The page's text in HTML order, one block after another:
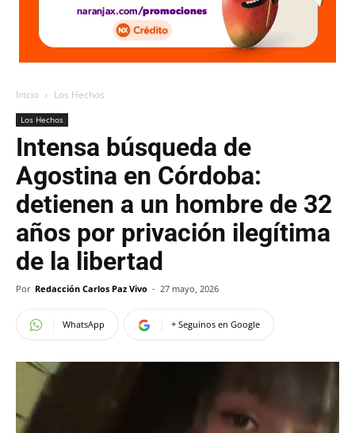
Inicio Los Hechos
Los Hechos
Intensa búsqueda de
Agostina en Córdoba:
detienen a un hombre de 32
años por privación ilegítima
de la libertad
Por Redacción Carlos Paz Vivo - 27 mayo, 2026
WhatsApp + Seguinos en Google